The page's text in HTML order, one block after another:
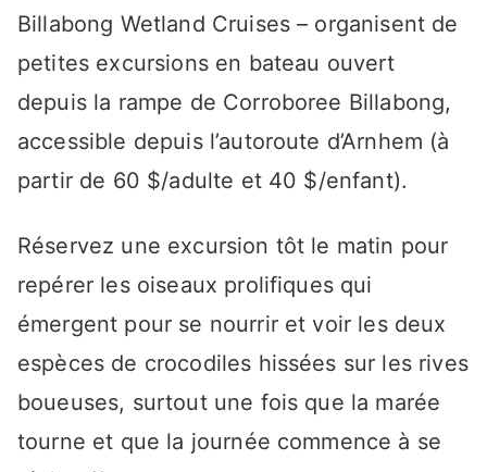
Billabong Wetland Cruises – organisent de
petites excursions en bateau ouvert
depuis la rampe de Corroboree Billabong,
accessible depuis l’autoroute d’Arnhem (à
partir de 60 $/adulte et 40 $/enfant).
Réservez une excursion tôt le matin pour
repérer les oiseaux prolifiques qui
émergent pour se nourrir et voir les deux
espèces de crocodiles hissées sur les rives
boueuses, surtout une fois que la marée
tourne et que la journée commence à se